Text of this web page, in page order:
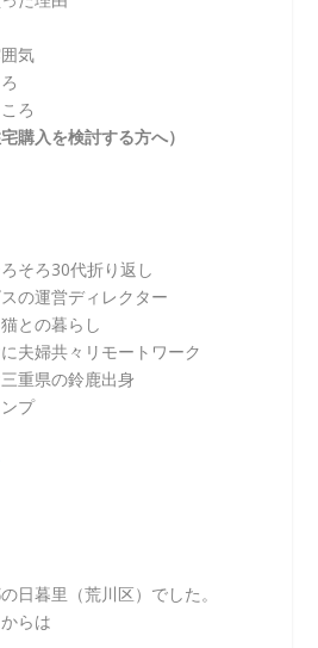
気
ろ
購入を検討する方へ）
そろ30代折り返し
の運営ディレクター
との暮らし
夫婦共々リモートワーク
重県の鈴鹿出身
プ
日暮里（荒川区）でした。
らは